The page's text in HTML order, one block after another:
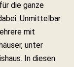
die ganze
Unmittelbar
mit
unter
In diesen